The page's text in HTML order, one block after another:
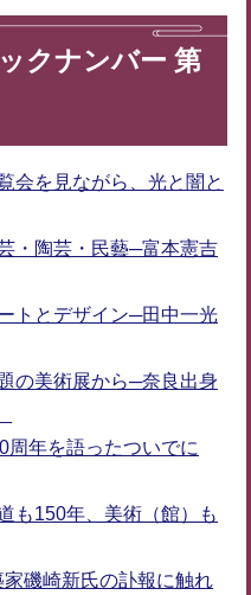
クナンバー 第
会を見ながら、光と闇と
・陶芸・民藝─富本憲吉
トとデザイン─田中一光
の美術展から─奈良出身
周年を語ったついでに
も150年、美術（館）も
家磯崎新氏の訃報に触れ